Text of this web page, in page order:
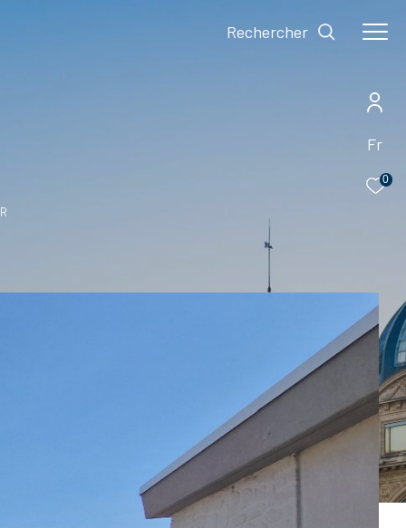
Fr
0
Rechercher